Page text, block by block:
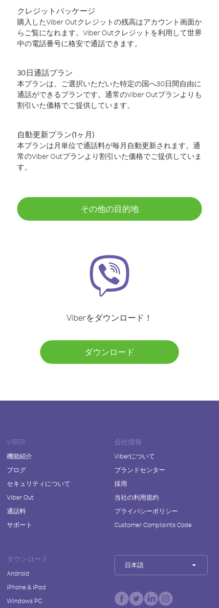
クレジットパッケージ
購入したViber Outクレジットの残高はアカウント画面か
らご覧になれます。Viber Outクレジットを利用して世界
中の電話番号に格安で通話できます。
30日通話プラン
本プランは、ご選択いただいた特定の国へ30日間自由に
通話ができるプランです。通常のViber Outプランよりも
割引いた価格でご提供しています。
自動更新プラン(1ヶ月)
本プランは月単位で通話料が毎月自動更新されます。通
常のViber Outプランより割引いた価格でご提供していま
す。
その他の目的地
Viberをダウンロード！
ダウンロード
VIBER
機能紹介
ブログ
セキュリティについて
Viber Out
通話料
サポート
会社情報
Viberについて
ブランドセンター
採用
当社の利用規約
プライバシーポリシー
Customer Complaints Code
ダウンロード
Android
iPhone & iPad
Windows PC
日本語